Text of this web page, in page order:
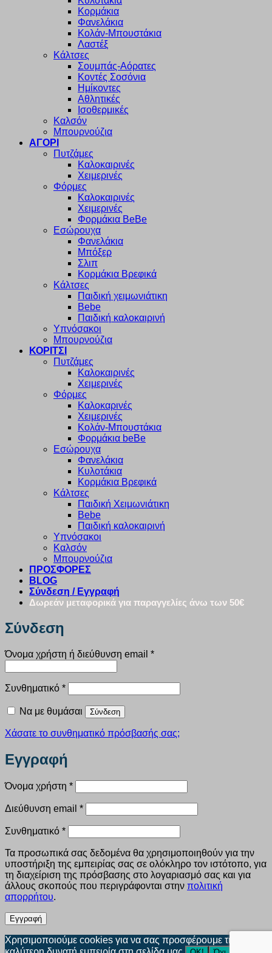
Κορμάκια
Φανελάκια
Κολάν-Μπουστάκια
Λαστέξ
Κάλτσες
Σουμπάς-Αόρατες
Κοντές Σοσόνια
Ημίκοντες
Αθλητικές
Ισοθερμικές
Καλσόν
Μπουρνούζια
ΑΓΟΡΙ
Πυτζάμες
Καλοκαιρινές
Χειμερινές
Φόρμες
Καλοκαιρινές
Χειμερινές
Φορμάκια BeBe
Εσώρουχα
Φανελάκια
Μπόξερ
Σλιπ
Κορμάκια Βρεφικά
Κάλτσες
Παιδική χειμωνιάτικη
Bebe
Παιδική καλοκαιρινή
Υπνόσακοι
Μπουρνούζια
ΚΟΡΙΤΣΙ
Πυτζάμες
Καλοκαιρινές
Χειμερινές
Φόρμες
Καλοκαρινές
Χειμερινές
Κολάν-Μπουστάκια
Φορμάκια beBe
Εσώρουχα
Φανελάκια
Κυλοτάκια
Κορμάκια Βρεφικά
Κάλτσες
Παιδική Χειμωνιάτικη
Bebe
Παιδική καλοκαιρινή
Υπνόσακοι
Καλσόν
Μπουρνούζια
ΠΡΟΣΦΟΡΕΣ
BLOG
Σύνδεση / Εγγραφή
Δωρεάν μεταφορικά για παραγγελίες άνω των 50€
Σύνδεση
Όνομα χρήστη ή διεύθυνση email *Απαιτείται
Συνθηματικό *Απαιτείται
Να με θυμάσαι Σύνδεση
Χάσατε το συνθηματικό πρόσβασής σας;
Εγγραφή
Όνομα χρήστη *Απαιτείται
Διεύθυνση email *Απαιτείται
Συνθηματικό *Απαιτείται
Τα προσωπικά σας δεδομένα θα χρησιμοποιηθούν για την
υποστήριξη της εμπειρίας σας σε ολόκληρο τον ιστότοπο, για
τη διαχείριση της πρόσβασης στο λογαριασμό σας και για
άλλους σκοπούς που περιγράφονται στην πολιτική
απορρήτου.
Εγγραφή
Χρησιμοποιούμε cookies για να σας προσφέρουμε την